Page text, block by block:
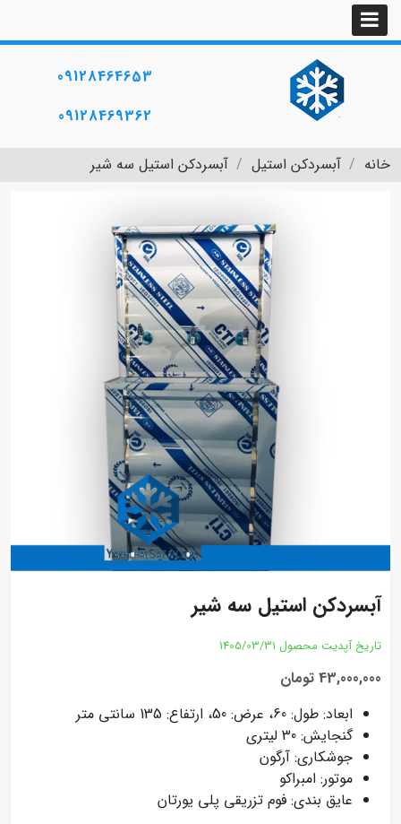
09128464653
09128469362
خانه آبسردکن استیل آبسردکن استیل سه شیر
آبسردکن استیل سه شیر
تاریخ آپدیت محصول 1405/03/31
43,000,000 تومان
ابعاد: طول: 60، عرض: 50، ارتفاع: 135 سانتی متر
گنجایش: 30 لیتری
جوشکاری: آرگون
موتور: امبراکو
عایق بندی: فوم تزریقی پلی یورتان